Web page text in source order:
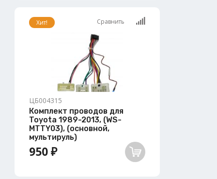
Хит! Сравнить
ЦБ004315
Комплект проводов для
Toyota 1989-2013, (WS-
MTTY03), (основной,
мультируль)
950 ₽